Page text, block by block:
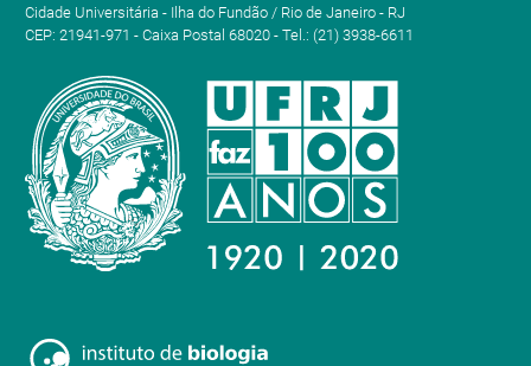
Cidade Universitária - Ilha do Fundão / Rio de Janeiro - RJ
CEP: 21941-971 - Caixa Postal 68020 - Tel.: (21) 3938-6611